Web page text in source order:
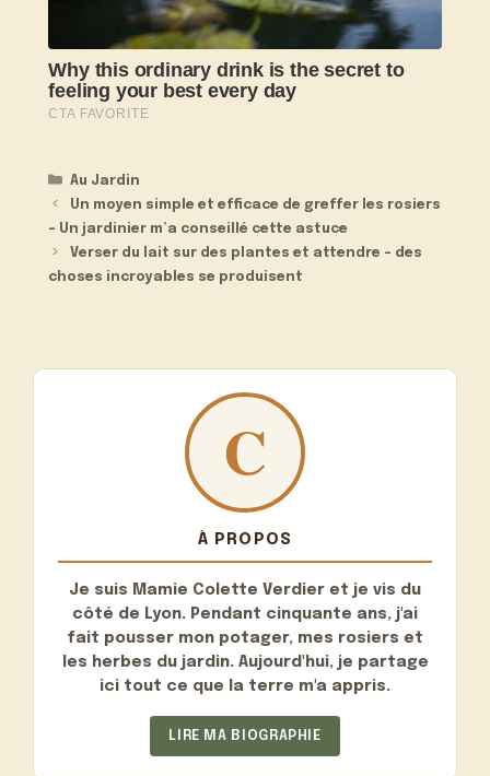
Catégories
Au Jardin
Un moyen simple et efficace de greffer les rosiers
– Un jardinier m’a conseillé cette astuce
Verser du lait sur des plantes et attendre – des
choses incroyables se produisent
À PROPOS
Je suis Mamie Colette Verdier et je vis du
côté de Lyon. Pendant cinquante ans, j'ai
fait pousser mon potager, mes rosiers et
les herbes du jardin. Aujourd'hui, je partage
ici tout ce que la terre m'a appris.
LIRE MA BIOGRAPHIE